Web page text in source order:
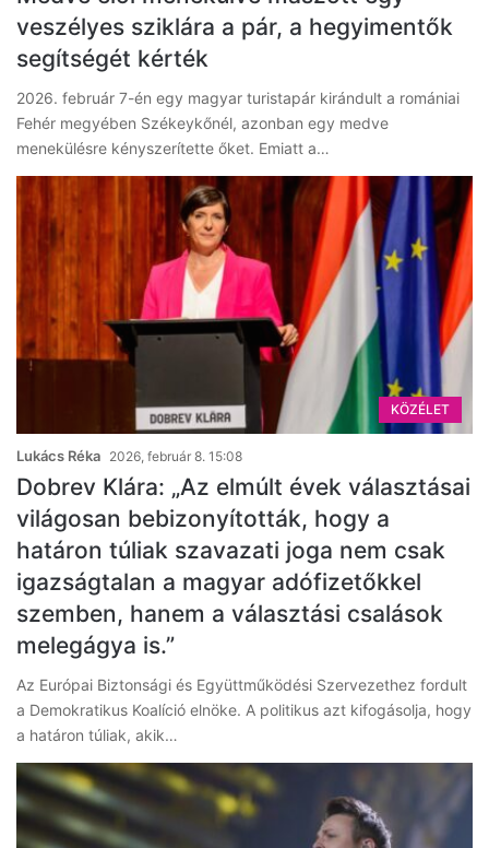
veszélyes sziklára a pár, a hegyimentők
segítségét kérték
2026. február 7-én egy magyar turistapár kirándult a romániai
Fehér megyében Székeykőnél, azonban egy medve
menekülésre kényszerítette őket. Emiatt a…
KÖZÉLET
Lukács Réka 2026, február 8. 15:08
Dobrev Klára: „Az elmúlt évek választásai
világosan bebizonyították, hogy a
határon túliak szavazati joga nem csak
igazságtalan a magyar adófizetőkkel
szemben, hanem a választási csalások
melegágya is.”
Az Európai Biztonsági és Együttműködési Szervezethez fordult
a Demokratikus Koalíció elnöke. A politikus azt kifogásolja, hogy
a határon túliak, akik…